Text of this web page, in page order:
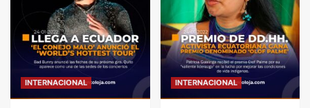
INTERNACIONAL INTERNACIONAL